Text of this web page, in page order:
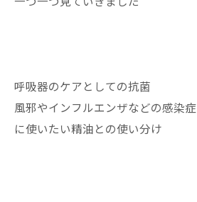
呼吸器のケアとしての抗菌
風邪やインフルエンザなどの感染症
に使いたい精油との使い分け